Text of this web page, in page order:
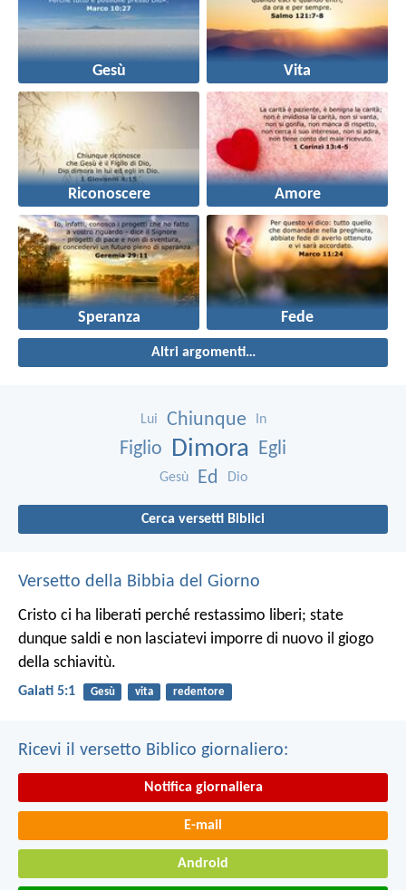
Gesù Vita
Riconoscere Amore
Speranza Fede
Altri argomenti…
Lui Chiunque In
Figlio Dimora Egli
Gesù Ed Dio
Cerca versetti Biblici
Versetto della Bibbia del Giorno
Cristo ci ha liberati perché restassimo liberi; state
dunque saldi e non lasciatevi imporre di nuovo il giogo
della schiavitù.
Galati 5:1 Gesù vita redentore
Ricevi il versetto Biblico giornaliero:
Notifica giornaliera
E-mail
Android